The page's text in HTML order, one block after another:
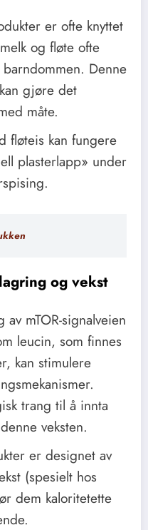
er ofte knyttet
og fløte ofte
Denne
gjøre det
måte.
fløteis kan fungere
plasterlapp» under
og vekst
av mTOR-signalveien
leucin, som finnes
kan stimulere
trang til å innta
veksten.
er designet av
(spesielt hos
dem kaloritetette